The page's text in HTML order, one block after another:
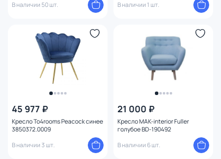
В наличии 50 шт.
В наличии 1 шт.
45 977 ₽
Кресло To4rooms Peacock синее
3850372.0009
В наличии 3 шт.
21 000 ₽
Кресло MAK-interior Fuller
голубое BD-190492
В наличии 6 шт.
Оформление
Глубина (см)
Форма спинки
Жесткость